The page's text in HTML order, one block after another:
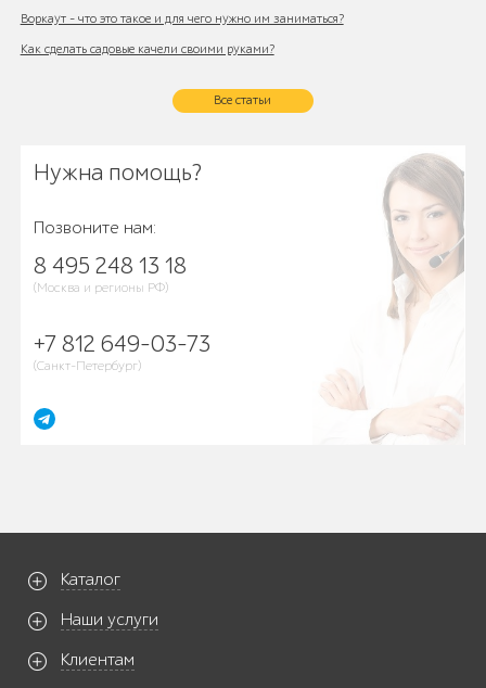
Воркаут - что это такое и для чего нужно им заниматься?
Как сделать садовые качели своими руками?
Все статьи
Нужна помощь?
Позвоните нам:
8 495 248 13 18
(Москва и регионы РФ)
+7 812 649-03-73
(Санкт-Петербург)
Каталог
Наши услуги
Клиентам